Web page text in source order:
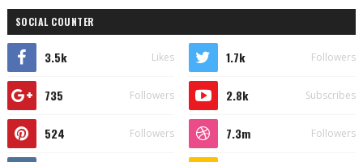
SOCIAL COUNTER
3.5k Likes 1.7k Followers
735 Followers 2.8k Subscribes
524 Followers 7.3m Followers